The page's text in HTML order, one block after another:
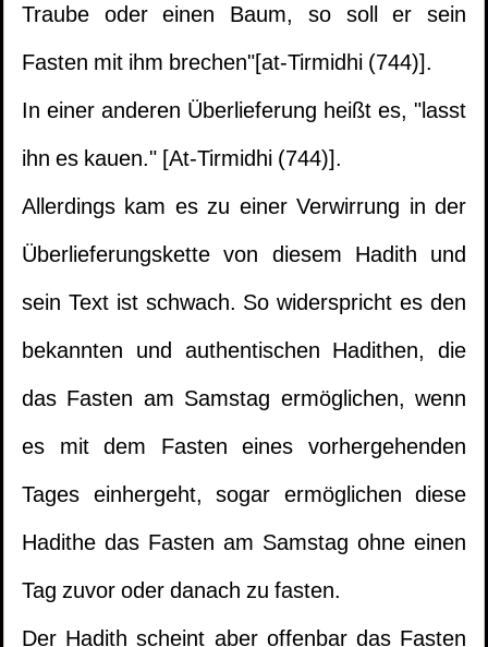
Traube oder einen Baum, so soll er sein
Fasten mit ihm brechen"[at-Tirmidhi (744)].
In einer anderen Überlieferung heißt es, "lasst
ihn es kauen." [At-Tirmidhi (744)].
Allerdings kam es zu einer Verwirrung in der
Überlieferungskette von diesem Hadith und
sein Text ist schwach. So widerspricht es den
bekannten und authentischen Hadithen, die
das Fasten am Samstag ermöglichen, wenn
es mit dem Fasten eines vorhergehenden
Tages einhergeht, sogar ermöglichen diese
Hadithe das Fasten am Samstag ohne einen
Tag zuvor oder danach zu fasten.